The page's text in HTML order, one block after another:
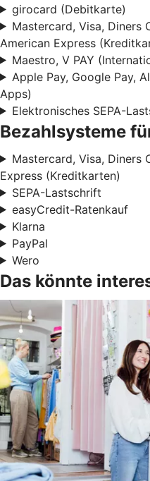
girocard (Debitkarte)
Mastercard, Visa, Diners
American Express
Maestro, V PAY
Apple Pay, Google Pay,
Apps)
Elektronisches SEPA-
Bezahlsysteme
Mastercard, Visa, Diners
Express (Kreditkarten)
SEPA-Lastschrift
easyCredit-Ratenkauf
Klarna
PayPal
Wero
Das könnte